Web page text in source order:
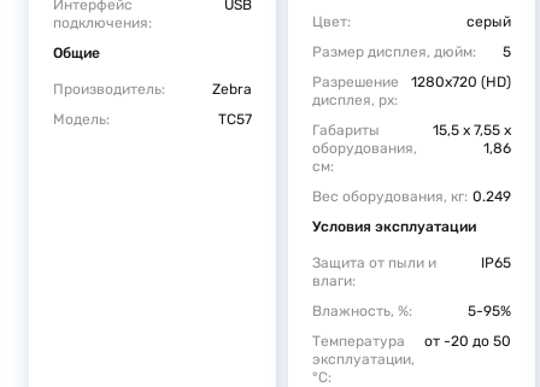
Интерфейс
подключения:
USB
Общие
Производитель:
Zebra
Модель:
TC57
Цвет:
серый
Размер дисплея, дюйм:
5
Разрешение
дисплея, px:
1280х720 (HD)
Габариты
оборудования,
см:
15,5 x 7,55 x
1,86
Вес оборудования, кг: 0.249
Условия эксплуатации
Защита от пыли и
влаги:
IP65
Влажность, %:
5-95%
Температура
эксплуатации,
°C:
от -20 до 50